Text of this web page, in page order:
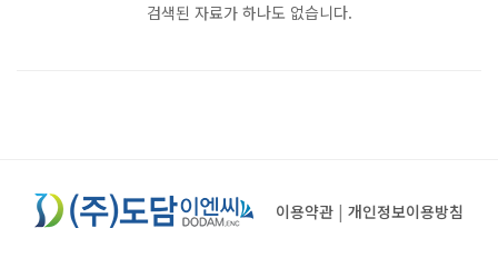
검색된 자료가 하나도 없습니다.
이용약관 | 개인정보이용방침